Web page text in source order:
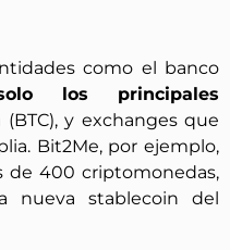
como el banco
los principales
(BTC), y exchanges que
Bit2Me, por ejemplo,
de 400 criptomonedas,
nueva stablecoin del